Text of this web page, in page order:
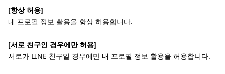
[항상 허용]
내 프로필 정보 활용을 항상 허용합니다.
[서로 친구인 경우에만 허용]
서로가 LINE 친구일 경우에만 내 프로필 정보 활용을 허용합니다.